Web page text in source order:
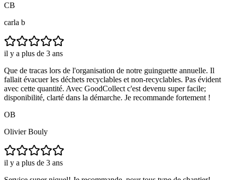
CB
carla b
il y a plus de 3 ans
Que de tracas lors de l'organisation de notre guinguette annuelle. Il
fallait évacuer les déchets recyclables et non-recyclables. Pas évident
avec cette quantité. Avec GoodCollect c'est devenu super facile;
disponibilité, clarté dans la démarche. Je recommande fortement !
OB
Olivier Bouly
il y a plus de 3 ans